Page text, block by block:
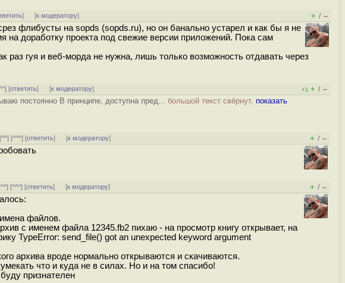
] [к модератору] + / –
флибусты на sopds (sopds.ru), но он банально устарел и как бы я не
на доработку проекта под свежие версии приложений. Пока сам
раз гуя и веб-морда не нужна, лишь только возможность отдавать через
] [ответить] [к модератору] +1 + / –
постоянно В принципе, доступна пред... большой текст свёрнут, показать
^^] [^^^] [ответить] [к модератору] + / –
^^] [^^^] [ответить] [к модератору] + / –
файлов.
с именем файла 12345.fb2 пихаю - на просмотр книгу открывает, на
TypeError: send_file() got an unexpected keyword argument
архива вроде нормально открываются и скачиваются.
что и куда не в силах. Но и на том спасибо!
признателен